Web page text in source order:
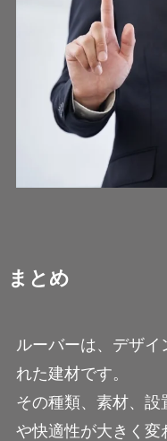
まとめ
ルーバーは、デザ
れた建材です。
その種類、素材、設
や快適性が大きく変